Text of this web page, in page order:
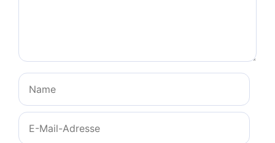
Name
E-
Mail-